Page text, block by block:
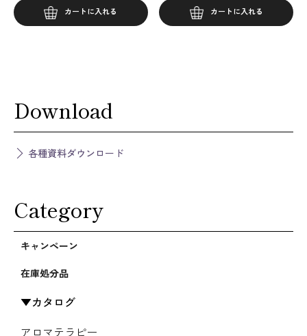
カートに入れる カートに入れる
Download
各種資料ダウンロード
Category
キャンペーン
在庫処分品
カタログ
アロマテラピー